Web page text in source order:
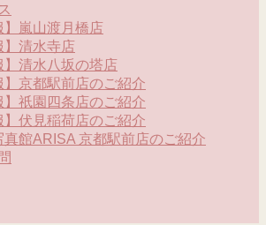
】嵐山渡月橋店
】清水寺店
】清水八坂の塔店
】京都駅前店のご紹介
】祇園四条店のご紹介
】伏見稲荷店のご紹介
真館ARISA 京都駅前店のご紹介